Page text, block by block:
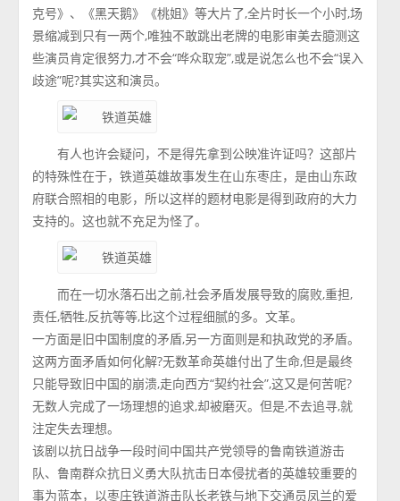
克号》、《黑天鹅》《桃姐》等大片了,全片时长一个小时,场
景缩减到只有一两个,唯独不敢跳出老牌的电影审美去臆测这
些演员肯定很努力,才不会“哗众取宠”,或是说怎么也不会“误入
歧途”呢?其实这和演员。
有人也许会疑问，不是得先拿到公映准许证吗？这部片
的特殊性在于，铁道英雄故事发生在山东枣庄，是由山东政
府联合照相的电影，所以这样的题材电影是得到政府的大力
支持的。这也就不充足为怪了。
而在一切水落石出之前,社会矛盾发展导致的腐败,重担,
责任,牺牲,反抗等等,比这个过程细腻的多。文革。
一方面是旧中国制度的矛盾,另一方面则是和执政党的矛盾。
这两方面矛盾如何化解?无数革命英雄付出了生命,但是最终
只能导致旧中国的崩溃,走向西方“契约社会”,这又是何苦呢?
无数人完成了一场理想的追求,却被磨灭。但是,不去追寻,就
注定失去理想。
该剧以抗日战争一段时间中国共产党领导的鲁南铁道游击
队、鲁南群众抗日义勇大队抗击日本侵扰者的英雄较重要的
事为蓝本，以枣庄铁道游击队长老铁与地下交通员凤兰的爱